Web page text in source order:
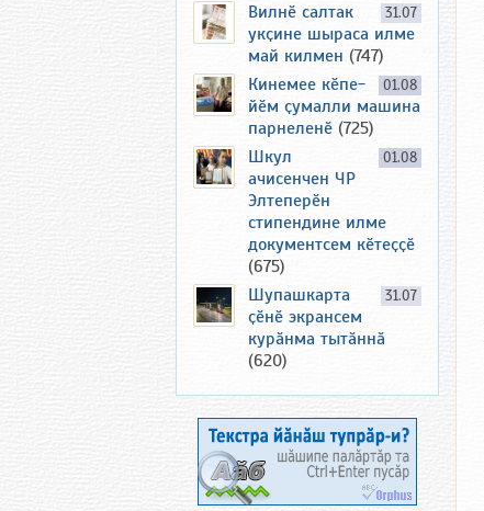
31.07
Вилнӗ салтак
укҫине шыраса илме
май килмен (747)
01.08
Кинемее кӗпе-
йӗм ҫумалли машина
парнеленӗ (725)
01.08
Шкул
ачисенчен ЧР
Элтеперӗн
стипендине илме
документсем кӗтеҫҫӗ
(675)
31.07
Шупашкарта
ҫӗнӗ экрансем
курӑнма тытӑннӑ
(620)